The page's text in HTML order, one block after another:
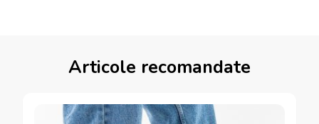
Articole recomandate